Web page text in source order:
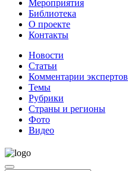
Мероприятия
Библиотека
О проекте
Контакты
Новости
Статьи
Комментарии экспертов
Темы
Рубрики
Страны и регионы
Фото
Видео